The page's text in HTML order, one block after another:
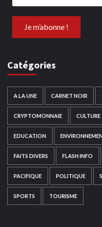
Catégories
A LA UNE CARNET NOIR
CRYPTOMONNAIE CULTURE
EDUCATION
FAITS DIVERS FLASH INFO
PACIFIQUE POLITIQUE
SPORTS TOURISME